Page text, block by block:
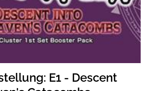
E1 - Descent